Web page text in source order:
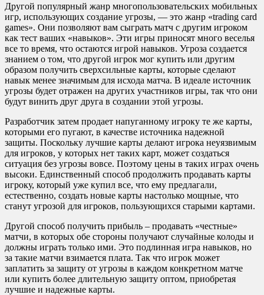
Другой популярный жанр многопользовательских мобильных
игр, использующих создание угрозы, — это жанр «trading card
games». Они позволяют вам сыграть матч с другим игроком
как тест ваших «навыков». Эти игры приносят много веселья
все то время, что остаются игрой навыков. Угроза создается
знанием о том, что другой игрок мог купить или другим
образом получить сверхсильные карты, которые сделают
навык менее значимым для исхода матча. В идеале источник
угрозы будет отражен на других участников игры, так что они
будут винить друг друга в создании этой угрозы.
Разработчик затем продает напуганному игроку те же карты,
которыми его пугают, в качестве источника надежной
защиты. Поскольку лучшие карты делают игрока неуязвимым
для игроков, у которых нет таких карт, может создаться
ситуация без угрозы вовсе. Поэтому цены в таких играх очень
высоки. Единственный способ продолжить продавать карты
игроку, который уже купил все, что ему предлагали,
естественно, создать новые карты настолько мощные, что
станут угрозой для игроков, пользующихся старыми картами.
Другой способ получить прибыль – продавать «честные»
матчи, в которых обе стороны получают случайные колоды и
должны играть только ими. Это подлинная игра навыков, но
за такие матчи взимается плата. Так что игрок может
заплатить за защиту от угрозы в каждом конкретном матче
или купить более длительную защиту оптом, приобретая
лучшие и надежные карты.